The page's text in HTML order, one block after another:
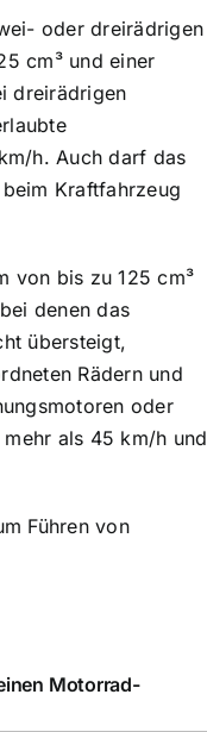
oder dreirädrigen
cm³ und einer
dreirädrigen
h. Auch darf das
Kraftfahrzeug
von bis zu 125 cm³
denen das
übersteigt,
Rädern und
oder
als 45 km/h und
Führen von
Motorrad-